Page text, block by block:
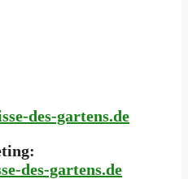
des-gartens.de
des-gartens.de